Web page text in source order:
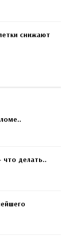
снижают
что делать..